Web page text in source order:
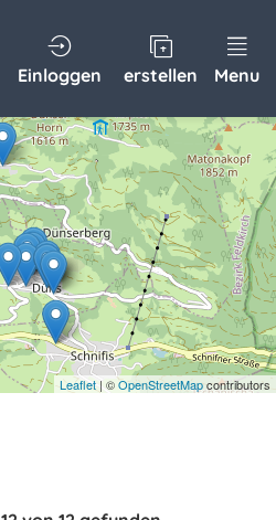
Einloggen erstellen Menu
Leaflet| ©OpenStreetMapcontributors